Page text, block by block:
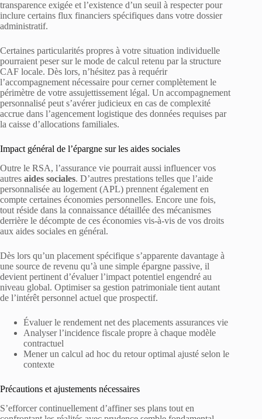
transparence exigée et l’existence d’un seuil à respecter pour
inclure certains flux financiers spécifiques dans votre dossier
administratif.
Certaines particularités propres à votre situation individuelle
pourraient peser sur le mode de calcul retenu par la structure
CAF locale. Dès lors, n’hésitez pas à requérir
l’accompagnement nécessaire pour cerner complètement le
périmètre de votre assujettissement légal. Un accompagnement
personnalisé peut s’avérer judicieux en cas de complexité
accrue dans l’agencement logistique des données requises par
la caisse d’allocations familiales.
Impact général de l’épargne sur les aides sociales
Outre le RSA, l’assurance vie pourrait aussi influencer vos
autres aides sociales. D’autres prestations telles que l’aide
personnalisée au logement (APL) prennent également en
compte certaines économies personnelles. Encore une fois,
tout réside dans la connaissance détaillée des mécanismes
derrière le décompte de ces économies vis-à-vis de vos droits
aux aides sociales en général.
Dès lors qu’un placement spécifique s’apparente davantage à
une source de revenu qu’à une simple épargne passive, il
devient pertinent d’évaluer l’impact potentiel engendré au
niveau global. Optimiser sa gestion patrimoniale tient autant
de l’intérêt personnel actuel que prospectif.
Évaluer le rendement net des placements assurances vie
Analyser l’incidence fiscale propre à chaque modèle
contractuel
Mener un calcul ad hoc du retour optimal ajusté selon le
contexte
Précautions et ajustements nécessaires
S’efforcer continuellement d’affiner ses plans tout en